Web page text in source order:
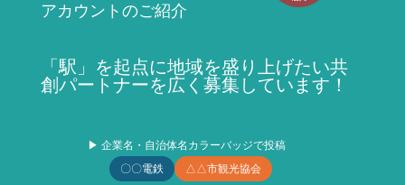
アカウントのご紹介
「駅」を起点に地域を盛り上げたい共
創パートナーを広く募集しています！
▶ 企業名・自治体名カラーバッジで投稿
〇〇電鉄
△△市観光協会